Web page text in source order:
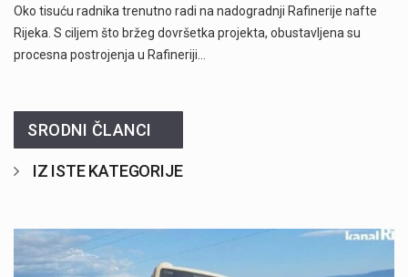
Oko tisuću radnika trenutno radi na nadogradnji Rafinerije nafte
Rijeka. S ciljem što bržeg dovršetka projekta, obustavljena su
procesna postrojenja u Rafineriji…
SRODNI ČLANCI
IZ ISTE KATEGORIJE